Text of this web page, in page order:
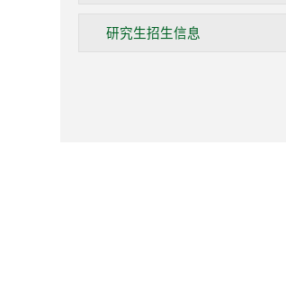
研究生招生信息